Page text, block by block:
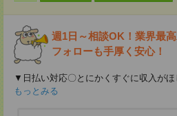
週1日～相談OK！業界最
フォローも手厚く安心！
▼日払い対応〇とにかくすぐに収入が
もっとみる